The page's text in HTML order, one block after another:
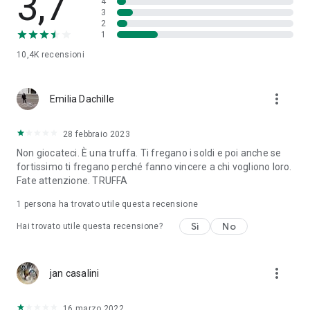
Requisiti: è necessaria una connessione a Internet
10,4K recensioni
3
2
1
Emilia Dachille more_vert
28 febbraio 2023
Non giocateci. È una truffa. Ti fregano i soldi e poi anche se
fortissimo ti fregano perché fanno vincere a chi vogliono loro.
Fate attenzione. TRUFFA
1 persona ha trovato utile questa recensione
Hai trovato utile questa recensione? Sì No
jan casalini more_vert